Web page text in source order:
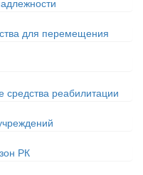
для перемещения
реабилитации
РК